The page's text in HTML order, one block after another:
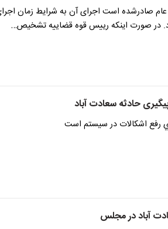
عام صادرشده است اجرای آن به شرایط زمان
در صورت اینکه رییس قوه قضاییه تشخیص…
حادثه سعادت آباد
رفع اشكالات در سيستم است
آباد در مجلس